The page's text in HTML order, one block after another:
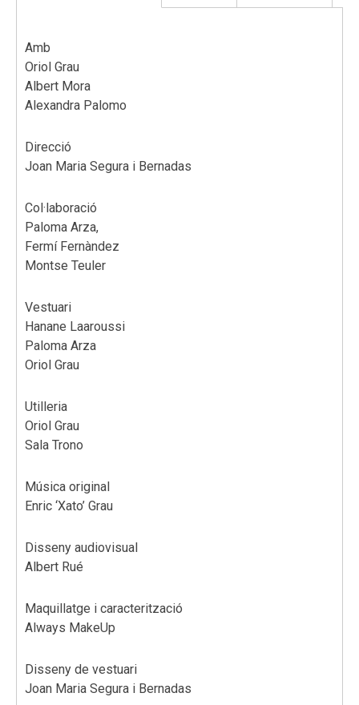
Amb
Oriol Grau
Albert Mora
Alexandra Palomo
Direcció
Joan Maria Segura i Bernadas
Col·laboració
Paloma Arza,
Fermí Fernàndez
Montse Teuler
Vestuari
Hanane Laaroussi
Paloma Arza
Oriol Grau
Utilleria
Oriol Grau
Sala Trono
Música original
Enric ‘Xato’ Grau
Disseny audiovisual
Albert Rué
Maquillatge i caracterització
Always MakeUp
Disseny de vestuari
Joan Maria Segura i Bernadas